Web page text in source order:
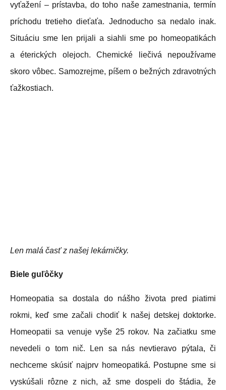
vyťažení – prístavba, do toho naše zamestnania, termín
príchodu tretieho dieťaťa. Jednoducho sa nedalo inak.
Situáciu sme len prijali a siahli sme po homeopatikách
a éterických olejoch. Chemické liečivá nepoužívame
skoro vôbec. Samozrejme, píšem o bežných zdravotných
ťažkostiach.
Len malá časť z našej lekárničky.
Biele guľôčky
Homeopatia sa dostala do nášho života pred piatimi
rokmi, keď sme začali chodiť k našej detskej doktorke.
Homeopatii sa venuje vyše 25 rokov. Na začiatku sme
nevedeli o tom nič. Len sa nás nevtieravo pýtala, či
nechceme skúsiť najprv homeopatiká. Postupne sme si
vyskúšali rôzne z nich, až sme dospeli do štádia, že